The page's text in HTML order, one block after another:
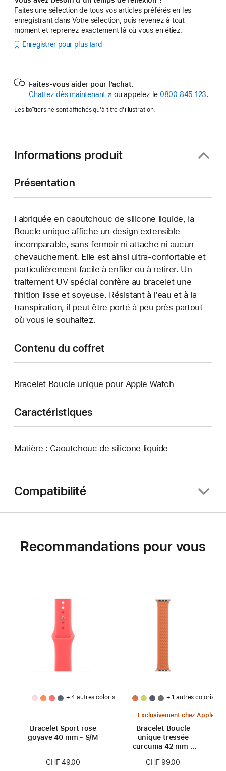
Faites une sélection de tous vos articles préférés en les
enregistrant dans Votre sélection, puis revenez à tout
moment et reprenez exactement là où vous en étiez.
Enregistrer pour plus tard
Faites-vous aider pour l’achat.
Chattez dès maintenant (s’ouvre
une
fenêtre)
ou appelez le 0800 845 123.
Les boîtiers ne sont affichés qu’à titre d’illustration.
Informations produit
Présentation
Fabriquée en caoutchouc de silicone liquide, la
Boucle unique affiche un design extensible
incomparable, sans fermoir ni attache ni aucun
chevauchement. Elle est ainsi ultra-confortable et
particulièrement facile à enfiler ou à retirer. Un
traitement UV spécial confère au bracelet une
finition lisse et soyeuse. Résistant à l’eau et à la
transpiration, il peut être porté à peu près partout
où vous le souhaitez.
Contenu du coffret
Bracelet Boucle unique pour Apple Watch
Caractéristiques
Matière : Caoutchouc de silicone liquide
Compatibilité
Recommandations pour vous
+ 4 autres coloris
Bracelet Sport rose
goyave 40 mm - S/M
CHF 49.00
+ 1 autres coloris
Exclusivement chez Apple
Bracelet Boucle
unique tressée
curcuma 42 mm -
CHF 99.00